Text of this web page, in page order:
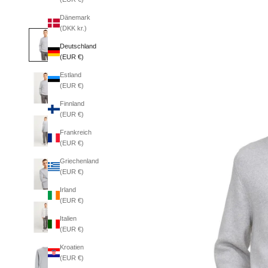
Dänemark
(DKK kr.)
Deutschland
(EUR €)
Estland
(EUR €)
Finnland
(EUR €)
Frankreich
(EUR €)
Griechenland
(EUR €)
Irland
(EUR €)
Italien
(EUR €)
Kroatien
(EUR €)